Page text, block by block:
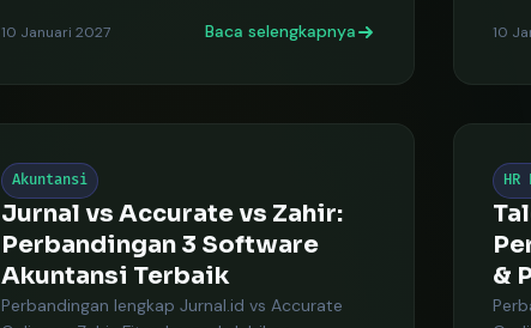
10 Januari 2027 Baca selengkapnya 10
Akuntansi
Jurnal vs Accurate vs Zahir:
Perbandingan 3 Software
Akuntansi Terbaik
Perbandingan lengkap Jurnal.id vs Accurate
&